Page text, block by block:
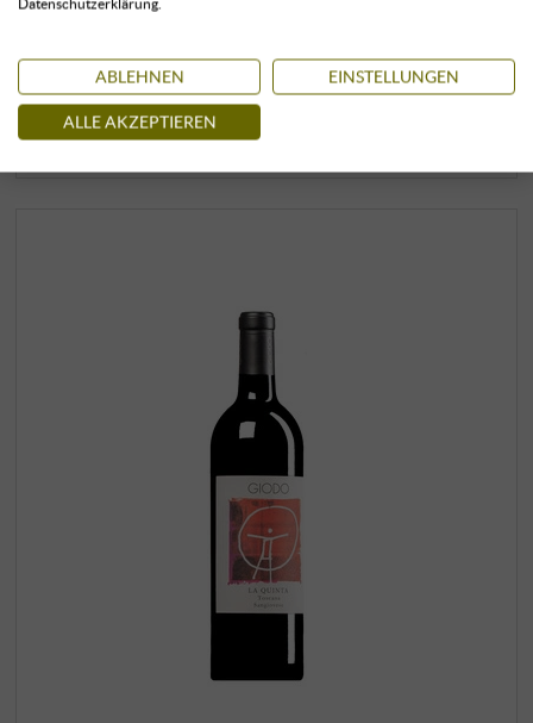
39,00 €
–
Datenschutzerklärung.
ABLEHNEN EINSTELLUNGEN
ALLE AKZEPTIEREN